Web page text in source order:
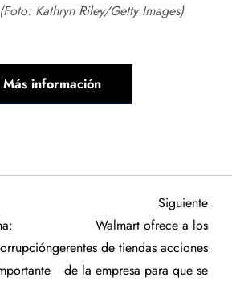
(Foto: Kathryn Riley/Getty Images)
Más información
Siguiente
Walmart ofrece a los
gerentes de tiendas acciones
de la empresa para que se